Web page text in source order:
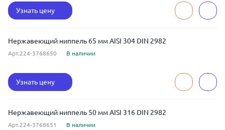
Узнать цену
Нержавеющий ниппель 65 мм AISI 304 DIN 2982
Арт.224-3768650 В наличии
Узнать цену
Нержавеющий ниппель 50 мм AISI 316 DIN 2982
Арт.224-3768651 В наличии